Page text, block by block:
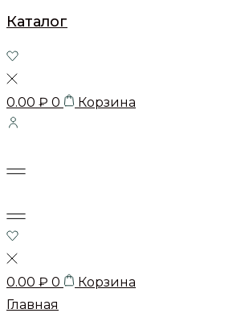
Каталог
0.00 ₽ 0 Корзина
0.00 ₽ 0
Корзина
Главная